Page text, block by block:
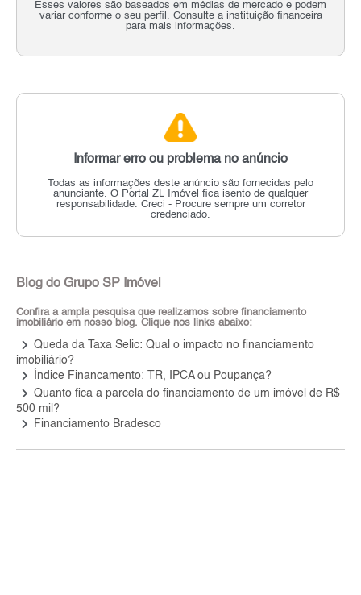
Esses valores são baseados em médias de mercado e podem
variar conforme o seu perfil. Consulte a instituição financeira
para mais informações.
Informar erro ou problema no anúncio
Todas as informações deste anúncio são fornecidas pelo
anunciante. O Portal ZL Imóvel fica isento de qualquer
responsabilidade. Creci - Procure sempre um corretor
credenciado.
Blog do Grupo SP Imóvel
Confira a ampla pesquisa que realizamos sobre financiamento
imobiliário em nosso blog. Clique nos links abaixo:
keyboard_arrow_right Queda da Taxa Selic: Qual o impacto no financiamento
imobiliário?
keyboard_arrow_right Índice Financamento: TR, IPCA ou Poupança?
keyboard_arrow_right Quanto fica a parcela do financiamento de um imóvel de R$
500 mil?
keyboard_arrow_right Financiamento Bradesco